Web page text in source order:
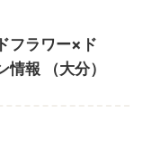
フラワー×ド
報 （大分）